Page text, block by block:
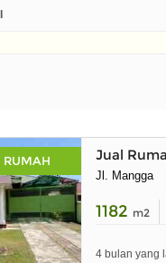
RUMAH Jual
Jl. Mangga
1182 m2
4 bulan yang